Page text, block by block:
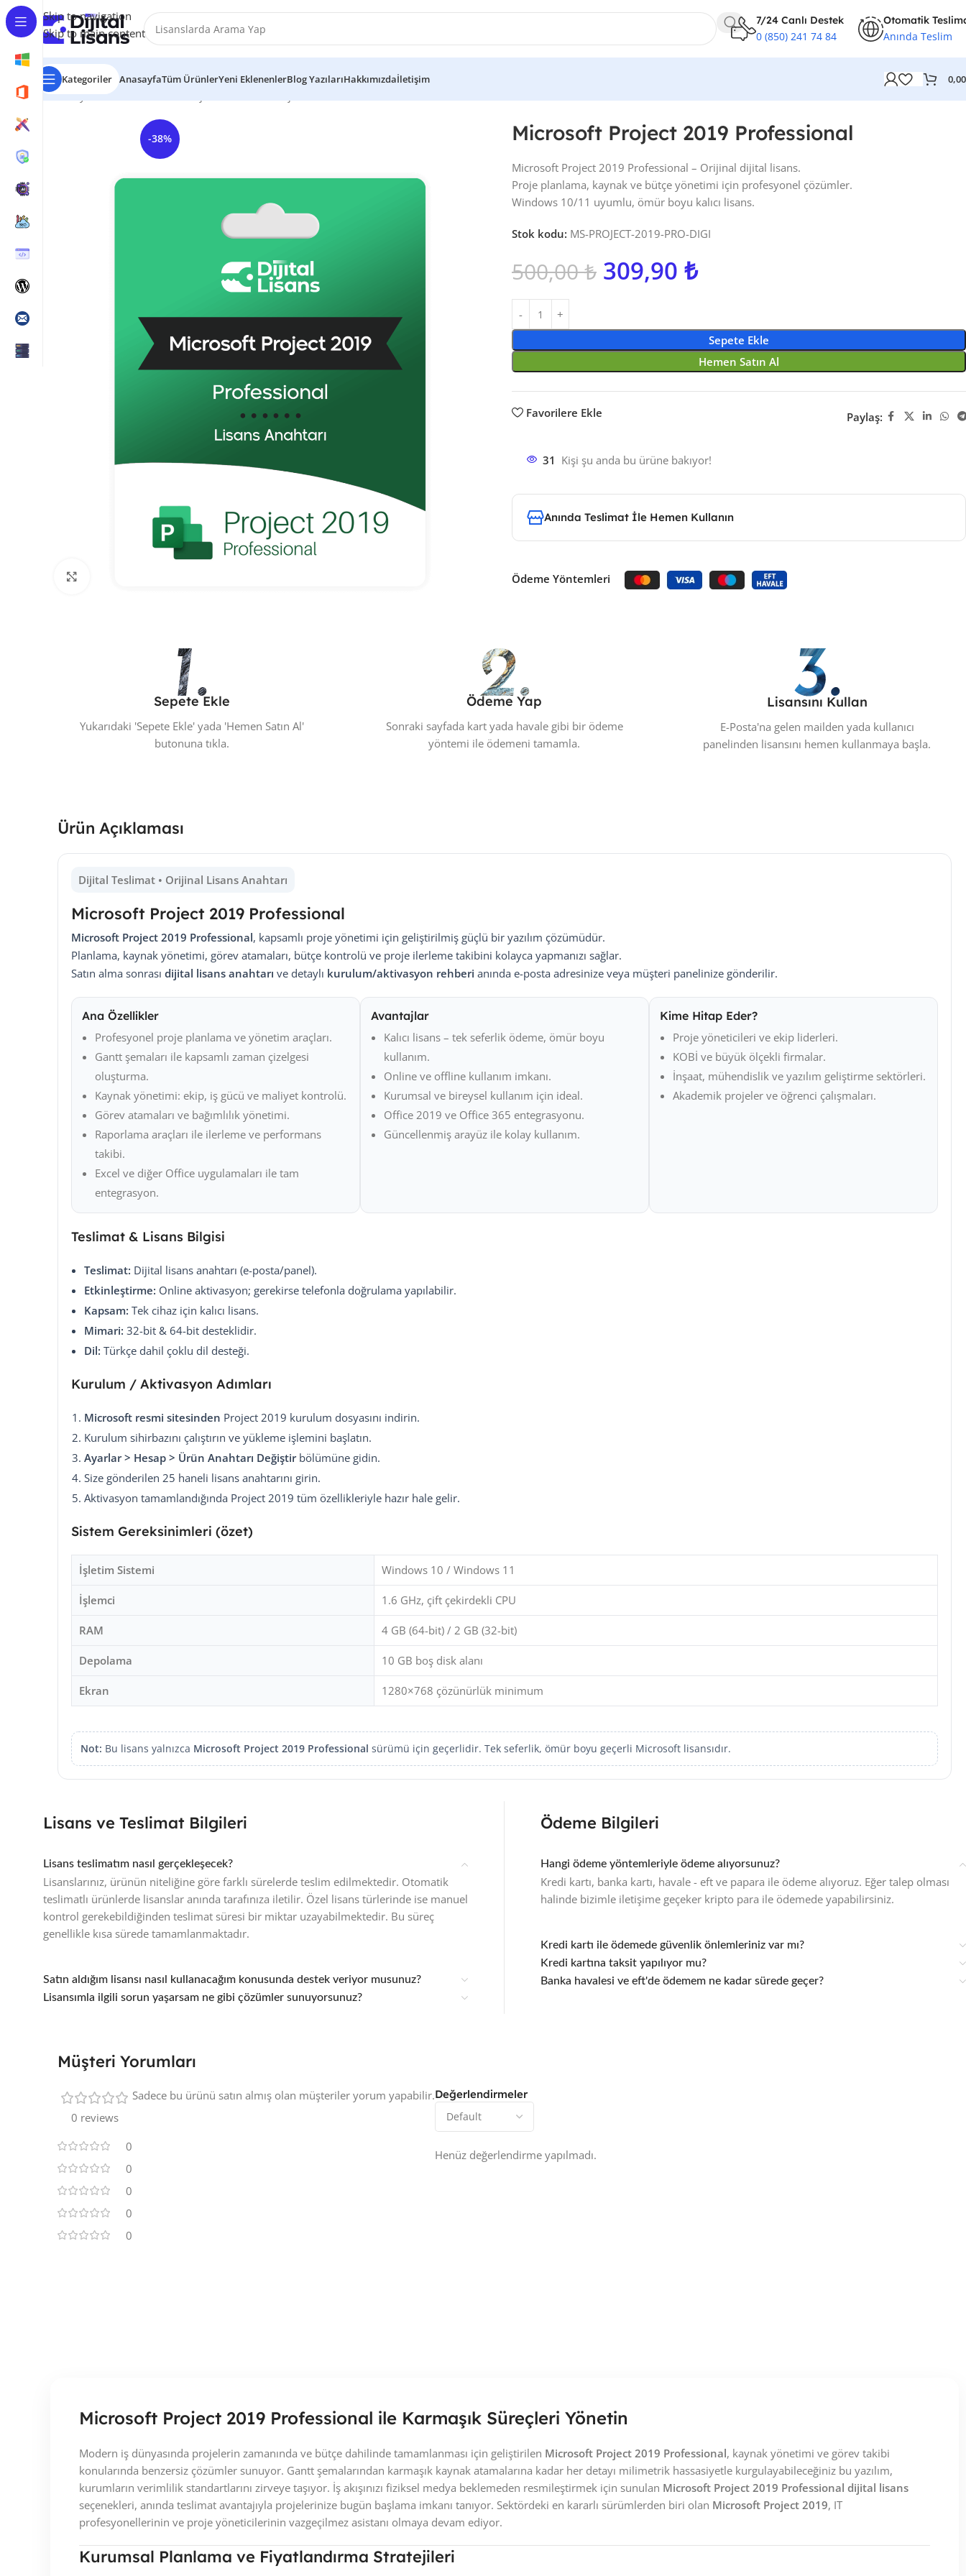
Skip to navigation
Skip to main content
7/24 Canlı Destek
0 (850) 241 74 84
Otomatik
Anında Teslim
Kategoriler AnasayfaTüm ÜrünlerYeni EklenenlerBlog YazılarıHakkımızdaİletişim
Anasayfa Office Lisansları
-38% Microsoft Project 2019 Professional
Microsoft Project 2019 Professional – Orijinal dijital lisans.
Proje planlama, kaynak ve bütçe yönetimi için profesyonel çözümler.
Windows 10/11 uyumlu, ömür boyu kalıcı lisans.
Stok kodu: MS-PROJECT-2019-PRO-DIGI
500,00₺ 309,90 ₺
Sepete Ekle
Hemen Satın Al
Favorilere Ekle Paylaş:
31 Kişi şu anda bu ürüne bakıyor!
Anında Teslimat İle Hemen Kullanın
Ödeme Yöntemleri
Sepete Ekle
Yukarıdaki 'Sepete Ekle' yada 'Hemen Satın Al'
butonuna tıkla.
Ödeme Yap
Sonraki sayfada kart yada havale gibi bir ödeme
yöntemi ile ödemeni tamamla.
Lisansını Kullan
E-Posta'na gelen mailden yada kullanıcı
panelinden lisansını hemen kullanmaya başla.
Ürün Açıklaması
Dijital Teslimat • Orijinal Lisans Anahtarı
Microsoft Project 2019 Professional
Microsoft Project 2019 Professional, kapsamlı proje yönetimi için geliştirilmiş güçlü bir yazılım çözümüdür.
Planlama, kaynak yönetimi, görev atamaları, bütçe kontrolü ve proje ilerleme takibini kolayca yapmanızı sağlar.
Satın alma sonrası dijital lisans anahtarı ve detaylı kurulum/aktivasyon rehberi anında e-posta adresinize veya müşteri panelinize gönderilir.
Ana Özellikler
Profesyonel proje planlama ve yönetim araçları.
Gantt şemaları ile kapsamlı zaman çizelgesi
oluşturma.
Kaynak yönetimi: ekip, iş gücü ve maliyet kontrolü.
Görev atamaları ve bağımlılık yönetimi.
Raporlama araçları ile ilerleme ve performans
takibi.
Excel ve diğer Office uygulamaları ile tam
entegrasyon.
Avantajlar
Kalıcı lisans – tek seferlik ödeme, ömür boyu
kullanım.
Online ve offline kullanım imkanı.
Kurumsal ve bireysel kullanım için ideal.
Office 2019 ve Office 365 entegrasyonu.
Güncellenmiş arayüz ile kolay kullanım.
Kime Hitap Eder?
Proje yöneticileri ve ekip liderleri.
KOBİ ve büyük ölçekli firmalar.
İnşaat, mühendislik ve yazılım geliştirme sektörleri.
Akademik projeler ve öğrenci çalışmaları.
Teslimat & Lisans Bilgisi
Teslimat: Dijital lisans anahtarı (e-posta/panel).
Etkinleştirme: Online aktivasyon; gerekirse telefonla doğrulama yapılabilir.
Kapsam: Tek cihaz için kalıcı lisans.
Mimari: 32-bit & 64-bit desteklidir.
Dil: Türkçe dahil çoklu dil desteği.
Kurulum / Aktivasyon Adımları
Microsoft resmi sitesinden Project 2019 kurulum dosyasını indirin.
Kurulum sihirbazını çalıştırın ve yükleme işlemini başlatın.
Ayarlar > Hesap > Ürün Anahtarı Değiştirbölümüne gidin.
Size gönderilen 25 haneli lisans anahtarını girin.
Aktivasyon tamamlandığında Project 2019 tüm özellikleriyle hazır hale gelir.
Sistem Gereksinimleri (özet)
İşletim Sistemi Windows 10 / Windows 11
İşlemci 1.6 GHz, çift çekirdekli CPU
RAM 4 GB (64-bit) / 2 GB (32-bit)
Depolama 10 GB boş disk alanı
Ekran 1280×768 çözünürlük minimum
Not: Bu lisans yalnızca Microsoft Project 2019 Professional sürümü için geçerlidir. Tek seferlik, ömür boyu geçerli Microsoft lisansıdır.
Lisans ve Teslimat Bilgileri
Lisans teslimatım nasıl gerçekleşecek?
Lisanslarınız, ürünün niteliğine göre farklı sürelerde teslim edilmektedir. Otomatik
teslimatlı ürünlerde lisanslar anında tarafınıza iletilir. Özel lisans türlerinde ise manuel
kontrol gerekebildiğinden teslimat süresi bir miktar uzayabilmektedir. Bu süreç
genellikle kısa sürede tamamlanmaktadır.
Satın aldığım lisansı nasıl kullanacağım konusunda destek veriyor musunuz?
Lisansımla ilgili sorun yaşarsam ne gibi çözümler sunuyorsunuz?
Ödeme Bilgileri
Hangi ödeme yöntemleriyle ödeme alıyorsunuz?
Kredi kartı, banka kartı, havale - eft ve papara ile ödeme alıyoruz. Eğer talep olması
halinde bizimle iletişime geçeker kripto para ile ödemede yapabilirsiniz.
Kredi kartı ile ödemede güvenlik önlemleriniz var mı?
Kredi kartına taksit yapılıyor mu?
Banka havalesi ve eft'de ödemem ne kadar sürede geçer?
Müşteri Yorumları
0 reviews
0
0
0
0
0
Değerlendirmeler
Henüz değerlendirme yapılmadı.
Sadece bu ürünü satın almış olan müşteriler yorum yapabilir.
Microsoft Project 2019 Professional ile Karmaşık Süreçleri Yönetin
Modern iş dünyasında projelerin zamanında ve bütçe dahilinde tamamlanması için geliştirilen Microsoft Project 2019 Professional, kaynak yönetimi ve görev takibi
konularında benzersiz çözümler sunuyor. Gantt şemalarından karmaşık kaynak atamalarına kadar her detayı milimetrik hassasiyetle kurgulayabileceğiniz bu yazılım,
kurumların verimlilik standartlarını zirveye taşıyor. İş akışınızı fiziksel medya beklemeden resmileştirmek için sunulan Microsoft Project 2019 Professional dijital lisans
seçenekleri, anında teslimat avantajıyla projelerinize bugün başlama imkanı tanıyor. Sektördeki en kararlı sürümlerden biri olan Microsoft Project 2019, IT
profesyonellerinin ve proje yöneticilerinin vazgeçilmez asistanı olmaya devam ediyor.
Kurumsal Planlama ve Fiyatlandırma Stratejileri